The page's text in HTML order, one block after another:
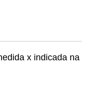
x indicada na